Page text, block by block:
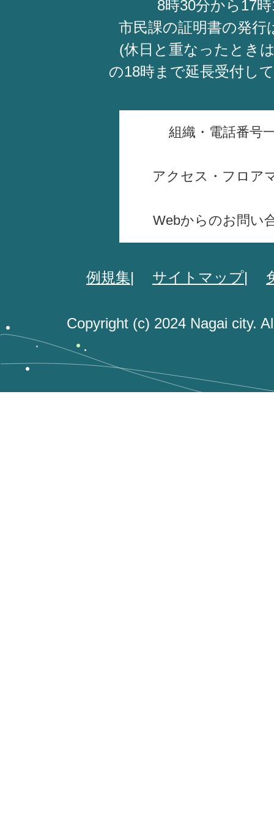
8時30分から17
市民課の証明書の発行
(休日と重なったとき
の18時まで延長受付し
組織・電話番号
アクセス・フロア
Webからのお問い
例規集 サイトマップ
Copyright (c) 2024 Nagai city.